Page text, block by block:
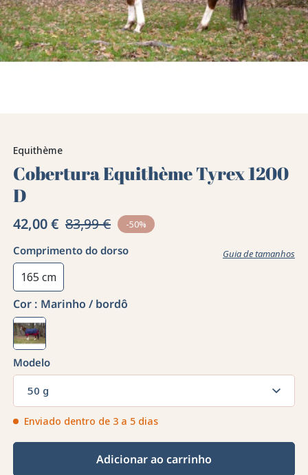
Equithème
Cobertura Equithème Tyrex 1200
D
42,00 € 83,99 € -50%
Comprimento do dorso Guia de tamanhos
165 cm
Cor : Marinho / bordô
Modelo
50 g
Enviado dentro de 3 a 5 dias
Adicionar ao carrinho